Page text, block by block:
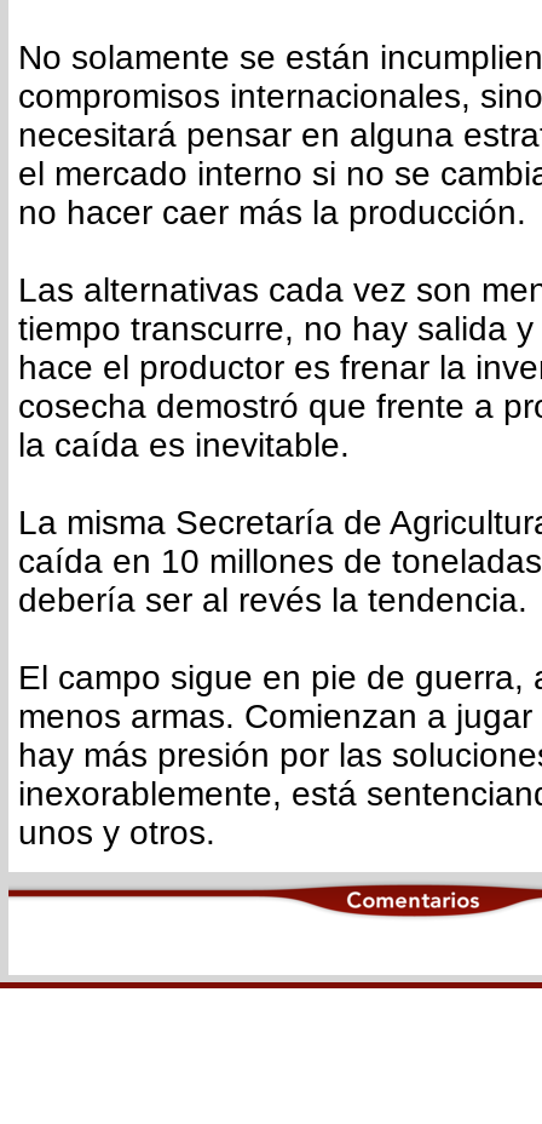
No solamente se están
compromisos internacionales,
necesitará pensar en alguna
el mercado interno si no se
no hacer caer más la producción.
Las alternativas cada vez son
tiempo transcurre, no hay salida
hace el productor es frenar la
cosecha demostró que frente a
la caída es inevitable.
La misma Secretaría de
caída en 10 millones de
debería ser al revés la tendencia.
El campo sigue en pie de guerra,
menos armas. Comienzan a
hay más presión por las
inexorablemente, está
unos y otros.